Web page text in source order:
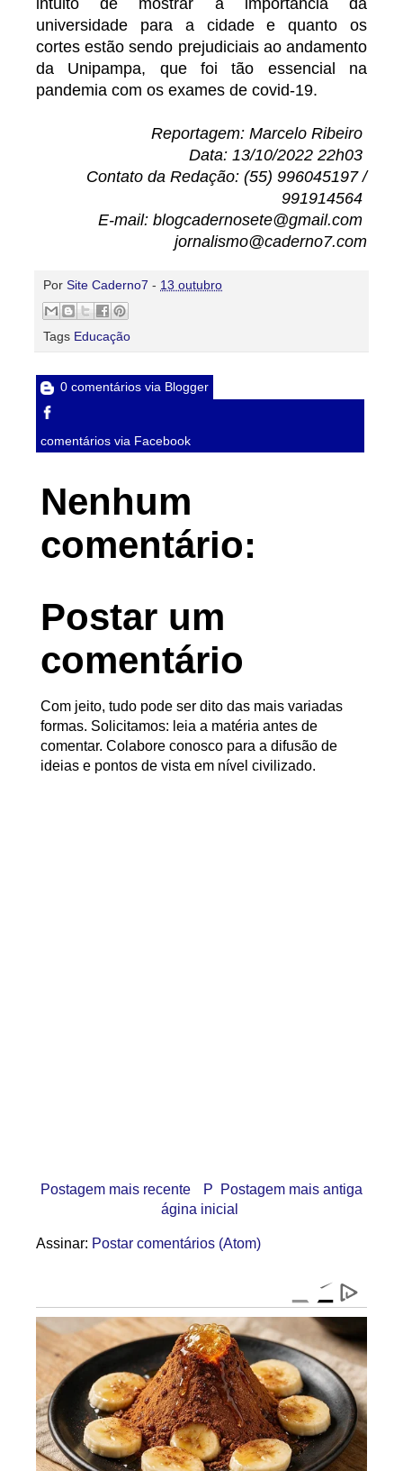
intuito de mostrar a importância da
universidade para a cidade e quanto os
cortes estão sendo prejudiciais ao andamento
da Unipampa, que foi tão essencial na
pandemia com os exames de covid-19.
Reportagem: Marcelo Ribeiro
Data: 13/10/2022 22h03
Contato da Redação: (55) 996045197 /
991914564
E-mail: blogcadernosete@gmail.com
jornalismo@caderno7.com
Por Site Caderno7 - 13 outubro
Tags Educação
0 comentários via Blogger
comentários via Facebook
Nenhum
comentário:
Postar um
comentário
Com jeito, tudo pode ser dito das mais variadas
formas. Solicitamos: leia a matéria antes de
comentar. Colabore conosco para a difusão de
ideias e pontos de vista em nível civilizado.
Postagem mais recente Postagem mais antiga
P
ágina inicial
Assinar: Postar comentários (Atom)